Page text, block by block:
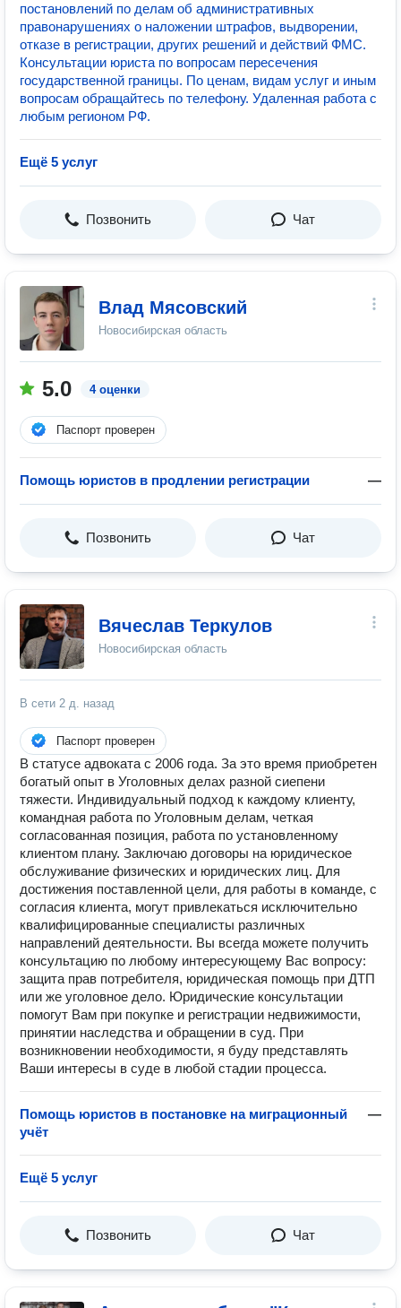
постановлений по делам об административных
правонарушениях о наложении штрафов, выдворении,
отказе в регистрации, других решений и действий ФМС.
Консультации юриста по вопросам пересечения
государственной границы. По ценам, видам услуг и иным
вопросам обращайтесь по телефону. Удаленная работа с
любым регионом РФ.
Ещё 5 услуг
Позвонить Чат
Влад Мясовский
Новосибирская область
5.0 4 оценки
Паспорт проверен
Помощь юристов в продлении регистрации —
Позвонить Чат
Вячеслав Теркулов
Новосибирская область
В сети 2 д. назад
Паспорт проверен
В статусе адвоката с 2006 года. За это время приобретен
богатый опыт в Уголовных делах разной сиепени
тяжести. Индивидуальный подход к каждому клиенту,
командная работа по Уголовным делам, четкая
согласованная позиция, работа по установленному
клиентом плану. Заключаю договоры на юридическое
обслуживание физических и юридических лиц. Для
достижения поставленной цели, для работы в команде, с
согласия клиента, могут привлекаться исключительно
квалифицированные специалисты различных
направлений деятельности. Вы всегда можете получить
консультацию по любому интересующему Вас вопросу:
защита прав потребителя, юридическая помощь при ДТП
или же уголовное дело. Юридические консультации
помогут Вам при покупке и регистрации недвижимости,
принятии наследства и обращении в суд. При
возникновении необходимости, я буду представлять
Ваши интересы в суде в любой стадии процесса.
Помощь юристов в постановке на миграционный
учёт
—
Ещё 5 услуг
Позвонить Чат